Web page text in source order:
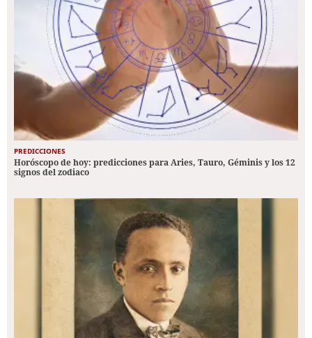
PREDICCIONES
Horóscopo de hoy: predicciones para Aries, Tauro, Géminis y los 12
signos del zodiaco